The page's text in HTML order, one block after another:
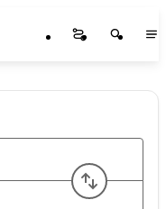
Startseite
Start